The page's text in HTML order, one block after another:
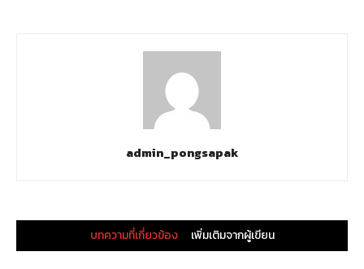
admin_pongsapak
บทความที่เกี่ยวข้อง เพิ่มเติมจากผู้เขียน